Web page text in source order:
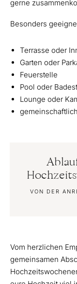
gerne
Besonders
Terrasse oder
Garten oder
Feuerstelle
Pool oder
Lounge oder
VON DER
Vom herzlichen
gemeinsamen